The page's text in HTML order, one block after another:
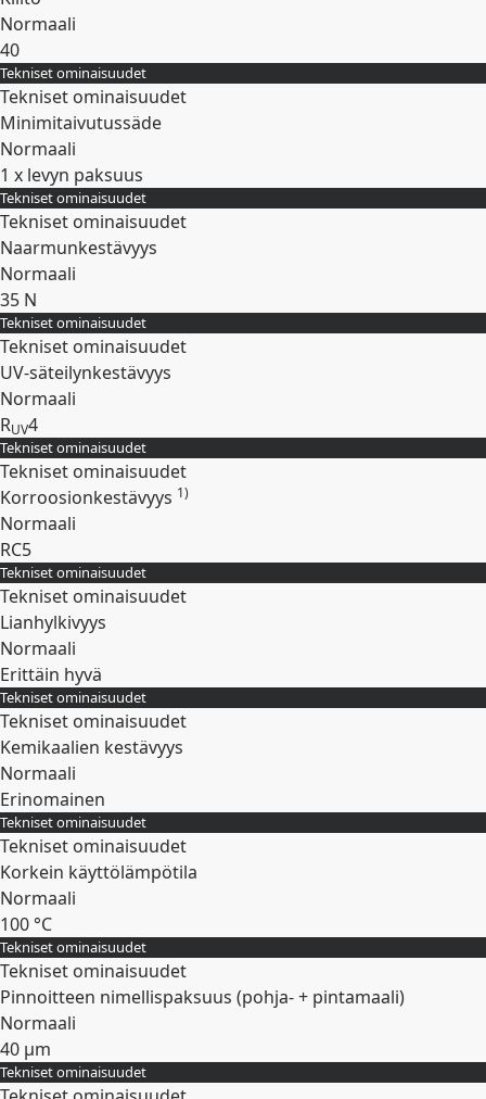
Normaali
40
Laajenna
Tekniset ominaisuudet
Tekniset ominaisuudet
Minimitaivutussäde
Normaali
1 x levyn paksuus
Laajenna
Tekniset ominaisuudet
Tekniset ominaisuudet
Naarmunkestävyys
Normaali
35 N
Laajenna
Tekniset ominaisuudet
Tekniset ominaisuudet
UV-säteilynkestävyys
Normaali
RUV4
Laajenna
Tekniset ominaisuudet
Tekniset ominaisuudet
Korroosionkestävyys 1)
Normaali
RC5
Laajenna
Tekniset ominaisuudet
Tekniset ominaisuudet
Lianhylkivyys
Normaali
Erittäin hyvä
Laajenna
Tekniset ominaisuudet
Tekniset ominaisuudet
Kemikaalien kestävyys
Normaali
Erinomainen
Laajenna
Tekniset ominaisuudet
Tekniset ominaisuudet
Korkein käyttölämpötila
Normaali
100 °C
Laajenna
Tekniset ominaisuudet
Tekniset ominaisuudet
Pinnoitteen nimellispaksuus (pohja- + pintamaali)
Normaali
40 µm
Laajenna
Tekniset ominaisuudet